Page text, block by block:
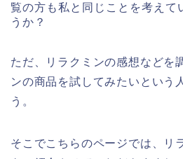
覧の方も私と同じことを考えて
うか？
ただ、リラクミンの感想などを
ンの商品を試してみたいという
う。
そこでこちらのページでは、リ